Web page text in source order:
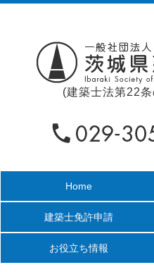
(建築士法第22
Home
建築士免許申請
お役立ち情報